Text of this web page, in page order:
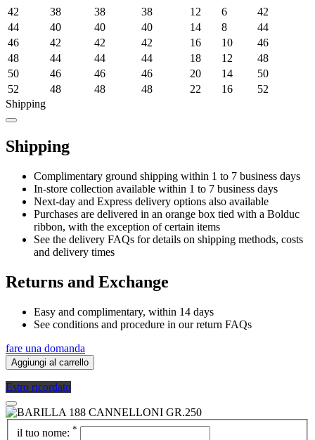
42
38 38 38 12 6
42
44
40 40 40 14 8
44
46
42 42 42 16 10
46
48
44 44 44 18 12
48
50
46 46 46 20 14
50
52
48 48 48 22 16
52
Shipping
Shipping
Complimentary ground shipping within 1 to 7 business days
In-store collection available within 1 to 7 business days
Next-day and Express delivery options also available
Purchases are delivered in an orange box tied with a Bolduc
ribbon, with the exception of certain items
See the delivery FAQs for details on shipping methods, costs
and delivery times
Returns and Exchange
Easy and complimentary, within 14 days
See conditions and procedure in our return FAQs
fare una domanda
Aggiungi al carrello
Estro ricordato
il tuo nome: *